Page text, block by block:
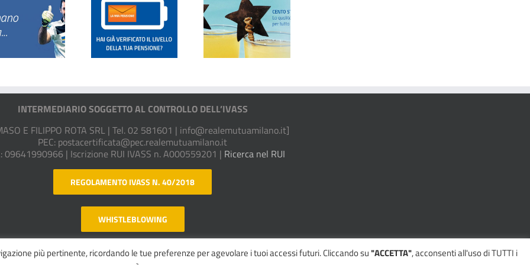
La Busta
Arancione
Cento Stelle
Reale
Assicura la
tua sicurezza
INTERMEDIARIO SOGGETTO AL CONTROLLO DELL’IVASS
E FILIPPO ROTA SRL | Tel. 02 581601 | info@realemutuamilano.it]
PEC: postacertificata@pec.realemutuamilano.it
09641990966 | Iscrizione RUI IVASS n. A000559201 | Ricerca nel RUI
REGOLAMENTO IVASS N. 40/2018
WHISTLEBLOWING
più pertinente, ricordando le tue preferenze per agevolare i tuoi accessi futuri. Cliccando su"ACCETTA", acconsenti all'uso di TUTTI i